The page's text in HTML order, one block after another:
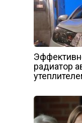
радиатор